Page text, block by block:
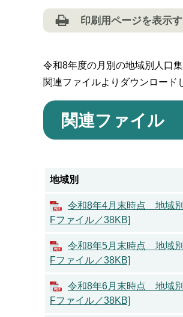
印刷用ページを表示
令和8年度の月別の地域別人口
関連ファイルよりダウンロード
関連ファイル
地域別
令和8年4月末時点 地域
Fファイル／38KB]
令和8年5月末時点 地域
Fファイル／38KB]
令和8年6月末時点 地域
Fファイル／38KB]